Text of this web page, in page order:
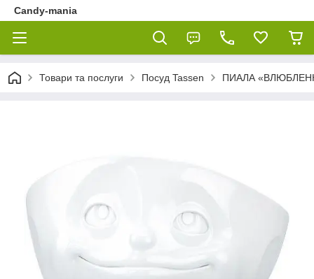
Candy-mania
Товари та послуги Посуд Tassen ПИАЛА